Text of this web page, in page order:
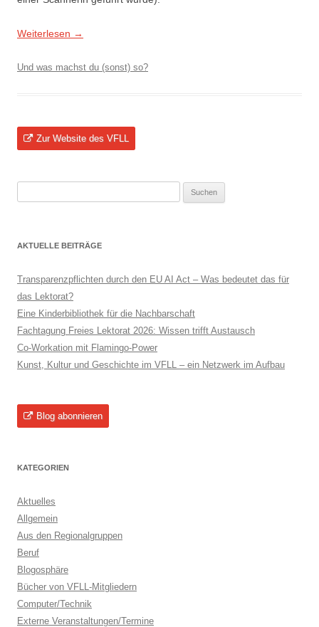
Weiterlesen →
Und was machst du (sonst) so?
Zur Website des VFLL
nach:
AKTUELLE BEITRÄGE
Transparenzpflichten durch den EU AI Act – Was bedeutet das für
das Lektorat?
Eine Kinderbibliothek für die Nachbarschaft
Fachtagung Freies Lektorat 2026: Wissen trifft Austausch
Co-Workation mit Flamingo-Power
Kunst, Kultur und Geschichte im VFLL – ein Netzwerk im Aufbau
Blog abonnieren
KATEGORIEN
Aktuelles
Allgemein
Aus den Regionalgruppen
Beruf
Blogosphäre
Bücher von VFLL-Mitgliedern
Computer/Technik
Externe Veranstaltungen/Termine